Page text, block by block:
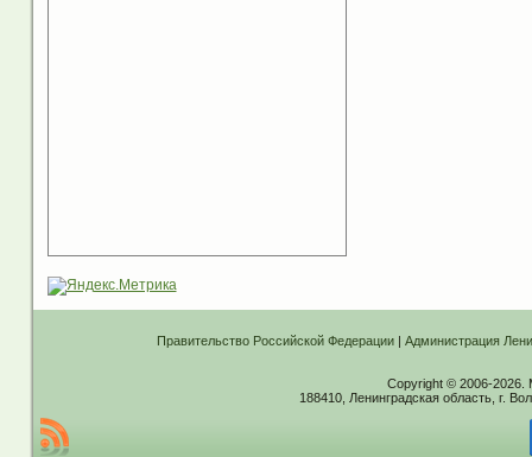
Правительство Российской Федерации| Администрация
Copyright © 2006-2026.
188410, Ленинградская область, г.